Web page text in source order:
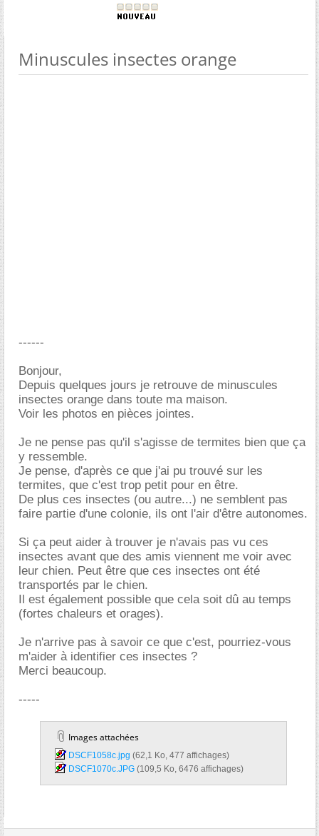
Minuscules insectes orange
------
Bonjour,
Depuis quelques jours je retrouve de minuscules
insectes orange dans toute ma maison.
Voir les photos en pièces jointes.
Je ne pense pas qu'il s'agisse de termites bien que ça
y ressemble.
Je pense, d'après ce que j'ai pu trouvé sur les
termites, que c'est trop petit pour en être.
De plus ces insectes (ou autre...) ne semblent pas
faire partie d'une colonie, ils ont l'air d'être autonomes.
Si ça peut aider à trouver je n'avais pas vu ces
insectes avant que des amis viennent me voir avec
leur chien. Peut être que ces insectes ont été
transportés par le chien.
Il est également possible que cela soit dû au temps
(fortes chaleurs et orages).
Je n'arrive pas à savoir ce que c'est, pourriez-vous
m'aider à identifier ces insectes ?
Merci beaucoup.
-----
Images attachées
DSCF1058c.jpg‎ (62,1 Ko, 477 affichages)
DSCF1070c.JPG‎ (109,5 Ko, 6476 affichages)